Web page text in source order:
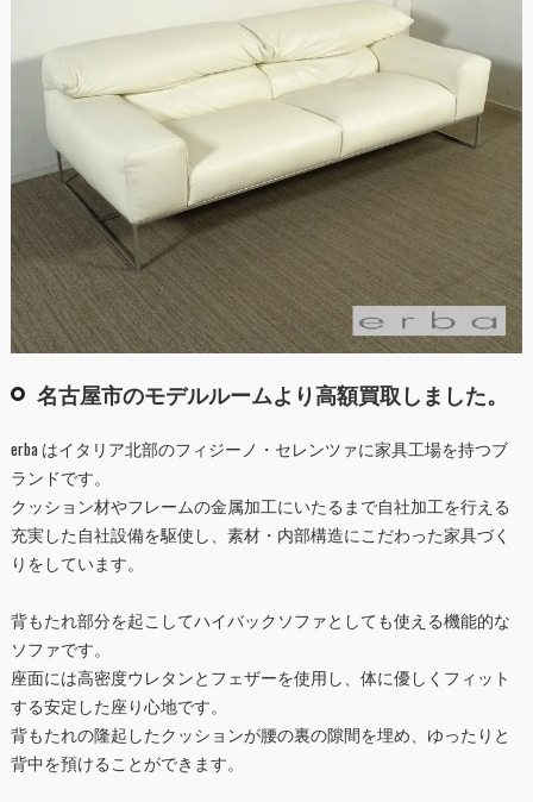
名古屋市のモデルルームより高額買取しました。
erba はイタリア北部のフィジーノ・セレンツァに家具工場を持つブ
ランドです。
クッション材やフレームの金属加工にいたるまで自社加工を行える
充実した自社設備を駆使し、素材・内部構造にこだわった家具づく
りをしています。
背もたれ部分を起こしてハイバックソファとしても使える機能的な
ソファです。
座面には高密度ウレタンとフェザーを使用し、体に優しくフィット
する安定した座り心地です。
背もたれの隆起したクッションが腰の裏の隙間を埋め、ゆったりと
背中を預けることができます。